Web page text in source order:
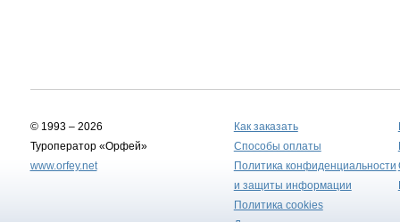
© 1993 – 2026
Туроператор «Орфей»
www.orfey.net
Как заказать
Способы оплаты
Политика конфиденциальности
и защиты информации
Политика cookies